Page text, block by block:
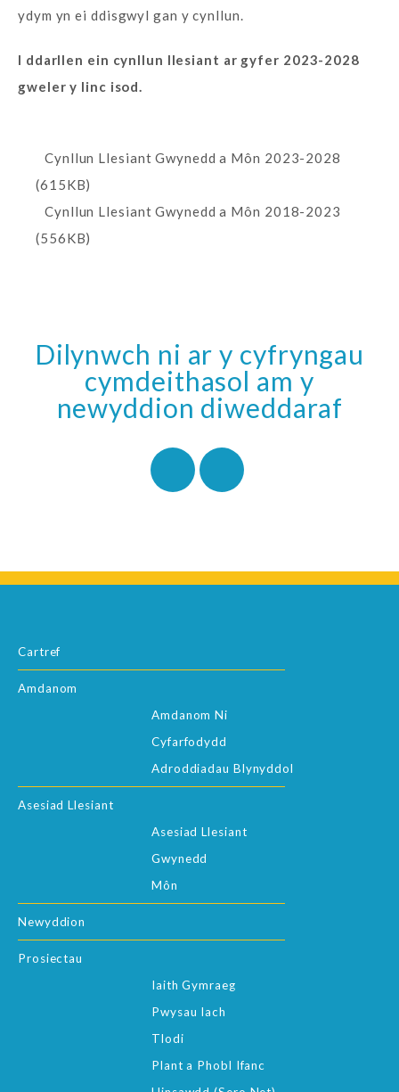
ydym yn ei ddisgwyl gan y cynllun.
I ddarllen ein cynllun llesiant ar gyfer 2023-2028
gweler y linc isod.
Cynllun Llesiant Gwynedd a Môn 2023-2028
(615KB)
Cynllun Llesiant Gwynedd a Môn 2018-2023
(556KB)
Dilynwch ni ar y cyfryngau
cymdeithasol am y
newyddion diweddaraf
Cartref
Amdanom
Amdanom Ni
Cyfarfodydd
Adroddiadau Blynyddol
Asesiad Llesiant
Asesiad Llesiant
Gwynedd
Môn
Newyddion
Prosiectau
Iaith Gymraeg
Pwysau Iach
Tlodi
Plant a Phobl Ifanc